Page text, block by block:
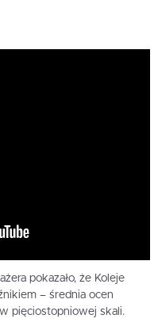
pokazało, że Koleje
– średnia ocen
pięciostopniowej skali.